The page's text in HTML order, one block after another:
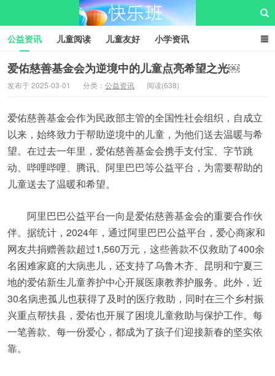
公益资讯 儿童阅读 儿童友好 小学资讯
儿童性教育 公益项目 资源中心 儿童发展交流club
儿童树洞心声 i快乐班
爱佑慈善基金会为逆境中的儿童点亮希望之光￼
发布于 2025-03-01 分类： 公益资讯 阅读(638)
爱佑慈善基金会作为民政部主管的全国性社会组织，自成立
以来，始终致力于帮助逆境中的儿童，为他们送去温暖与希
望。在过去一年里，爱佑慈善基金会携手支付宝、字节跳
动、哔哩哔哩、腾讯、阿里巴巴等公益平台，为需要帮助的
儿童送去了温暖和希望。
阿里巴巴公益平台一向是爱佑慈善基金会的重要合作伙
伴。据统计，2024年，通过阿里巴巴公益平台，爱心商家和
网友共捐赠善款超过1,560万元，这些善款不仅救助了400余
名困难家庭的大病患儿，还支持了乌鲁木齐、昆明和宁夏三
地的爱佑新生儿童养护中心开展医康教养护服务。此外，近
30名病患孤儿也获得了及时的医疗救助，同时在三个乡村振
兴重点帮扶县，爱佑也开展了困境儿童救助与保护工作。每
一笔善款、每一份爱心，都成为了孩子们迎接新春的坚实依
靠。